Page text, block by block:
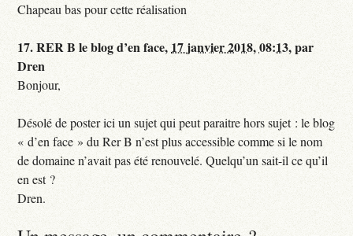
Chapeau bas pour cette réalisation
17.RER B le blog d’en face, 17 janvier 2018, 08:13,par
Dren
Bonjour,
Désolé de poster ici un sujet qui peut paraitre hors sujet : le blog
« d’en face » du Rer B n’est plus accessible comme si le nom
de domaine n’avait pas été renouvelé. Quelqu’un sait-il ce qu’il
en est ?
Dren.